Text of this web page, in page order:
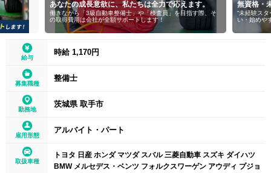
あなたの成長意欲に、私たちは全力で応えます。
働きながら「3級自動車整備士」や「検査員」を目指す際、そ
の取得費用は会社が全額サポートします！
無資格・
“未経験ス
い・始めや
給与
時給 1,170円
募集職種
整備士
勤務地
茨城県 取手市
雇用形態
アルバイト・パート
取扱車種
トヨタ 日産 ホンダ マツダ スバル 三菱自動車 スズキ ダイハツ
BMW メルセデス・ベンツ フォルクスワーゲン アウディ プジョ